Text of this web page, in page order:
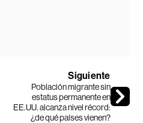
Siguiente
Población migrante sin
estatus permanente en
EE.UU. alcanza nivel récord:
¿de qué países vienen?